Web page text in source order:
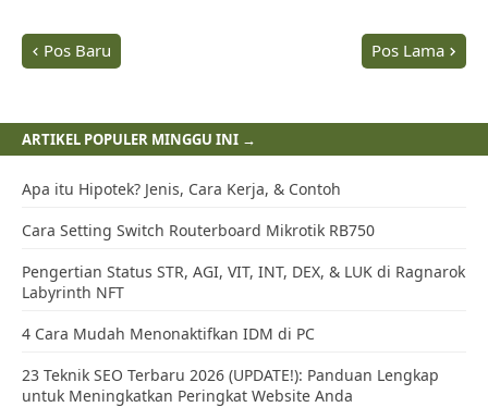
Pos Baru Pos Lama
ARTIKEL POPULER MINGGU INI →
Apa itu Hipotek? Jenis, Cara Kerja, & Contoh
Cara Setting Switch Routerboard Mikrotik RB750
Pengertian Status STR, AGI, VIT, INT, DEX, & LUK di Ragnarok
Labyrinth NFT
4 Cara Mudah Menonaktifkan IDM di PC
23 Teknik SEO Terbaru 2026 (UPDATE!): Panduan Lengkap
untuk Meningkatkan Peringkat Website Anda